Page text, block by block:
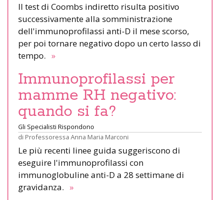
Il test di Coombs indiretto risulta positivo
successivamente alla somministrazione
dell'immunoprofilassi anti-D il mese scorso,
per poi tornare negativo dopo un certo lasso di
tempo. »
Immunoprofilassi per
mamme RH negativo:
quando si fa?
Gli Specialisti Rispondono
di Professoressa Anna Maria Marconi
Le più recenti linee guida suggeriscono di
eseguire l'immunoprofilassi con
immunoglobuline anti-D a 28 settimane di
gravidanza. »